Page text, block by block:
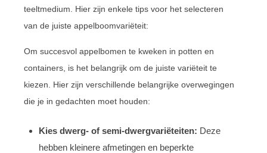
teeltmedium. Hier zijn enkele tips voor het selecteren
van de juiste appelboomvariëteit:
Om succesvol appelbomen te kweken in potten en
containers, is het belangrijk om de juiste variëteit te
kiezen. Hier zijn verschillende belangrijke overwegingen
die je in gedachten moet houden:
Kies dwerg- of semi-dwergvariëteiten: Deze
hebben kleinere afmetingen en beperkte